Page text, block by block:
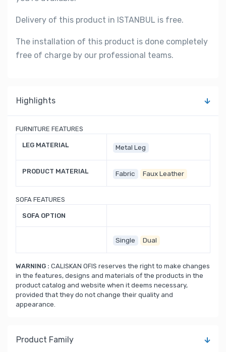
Delivery of this product in ISTANBUL is free.
The installation of this product is done completely
free of charge by our professional teams.
Highlights
FURNITURE FEATURES
LEG MATERIAL Metal Leg
PRODUCT MATERIAL Fabric Faux Leather
SOFA FEATURES
SOFA OPTION
Single Dual
WARNING : CALISKAN OFIS reserves the right to make changes
in the features, designs and materials of the products in the
product catalog and website when it deems necessary,
provided that they do not change their quality and
appearance.
Product Family